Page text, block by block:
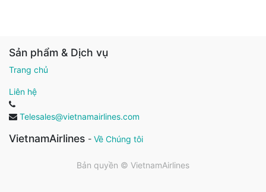
Sản phẩm & Dịch vụ
Trang chủ
Liên hệ
Telesales@vietnamairlines.com
VietnamAirlines - Về Chúng tôi
Bản quyền © VietnamAirlines